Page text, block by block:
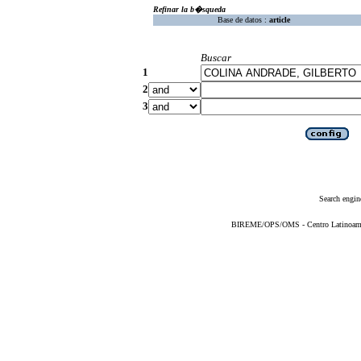
Refinar la b�squeda
Base de datos : article
Buscar
1
2
3
Search
BIREME/OPS/OMS - Centro